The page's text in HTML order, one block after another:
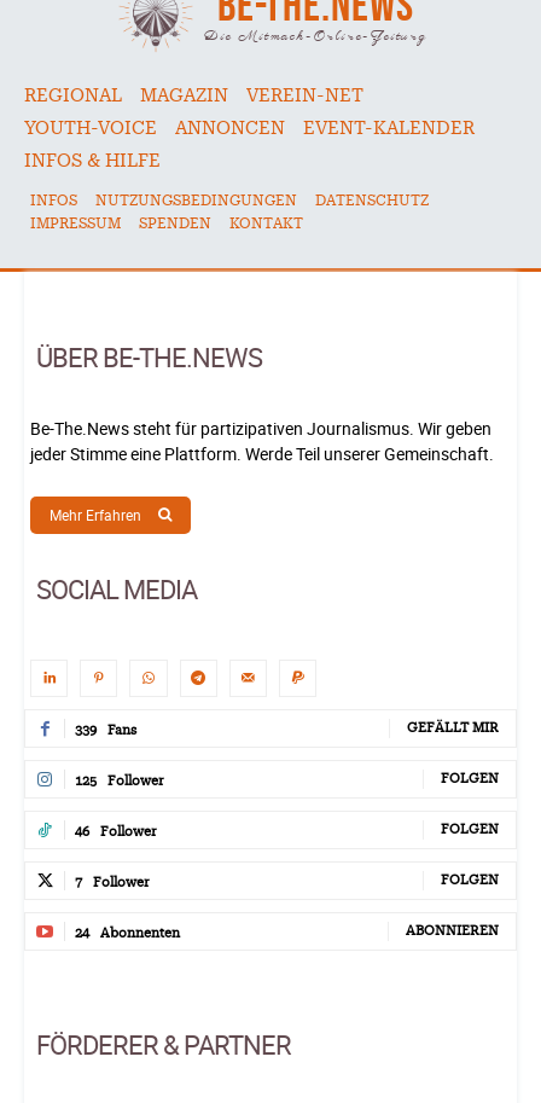
Die Mitmach-Online-Zeitung
REGIONAL MAGAZIN
VEREIN-NET
YOUTH-VOICE
ANNONCEN
EVENT-KALENDER
INFOS & HILFE
INFOS NUTZUNGSBEDINGUNGEN
DATENSCHUTZ
IMPRESSUM
SPENDEN KONTAKT
ÜBER BE-THE.NEWS
Be-The.News steht für partizipativen Journalismus. Wir geben
jeder Stimme eine Plattform. Werde Teil unserer Gemeinschaft.
Mehr Erfahren
SOCIAL MEDIA
339 Fans GEFÄLLT MIR
125 Follower FOLGEN
46 Follower FOLGEN
7 Follower FOLGEN
24 Abonnenten ABONNIEREN
FÖRDERER & PARTNER